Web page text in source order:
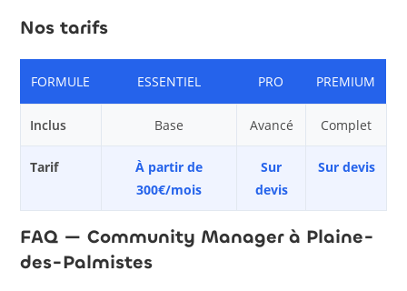
Nos tarifs
FORMULE ESSENTIEL PRO PREMIUM
Inclus Base Avancé Complet
Tarif
À partir de
300€/mois
Sur
devis
Sur devis
FAQ — Community Manager à Plaine-
des-Palmistes